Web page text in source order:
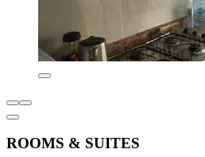
ROOMS & SUITES